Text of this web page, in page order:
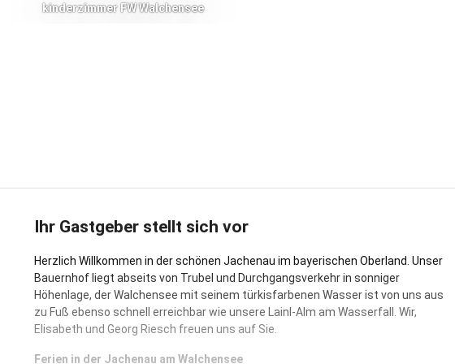
kinderzimmer FW Walchensee
Ihr Gastgeber stellt sich vor
Herzlich Willkommen in der schönen Jachenau im bayerischen Oberland. Unser
Bauernhof liegt abseits von Trubel und Durchgangsverkehr in sonniger
Höhenlage, der Walchensee mit seinem türkisfarbenen Wasser ist von uns aus
zu Fuß ebenso schnell erreichbar wie unsere Lainl-Alm am Wasserfall. Wir,
Elisabeth und Georg Riesch freuen uns auf Sie.
Ferien in der Jachenau am Walchensee